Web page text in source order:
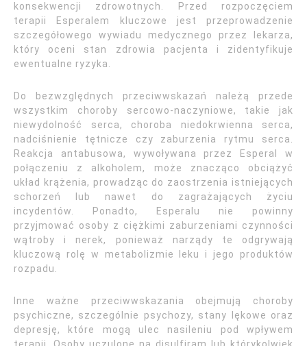
konsekwencji zdrowotnych. Przed rozpoczęciem
terapii Esperalem kluczowe jest przeprowadzenie
szczegółowego wywiadu medycznego przez lekarza,
który oceni stan zdrowia pacjenta i zidentyfikuje
ewentualne ryzyka.
Do bezwzględnych przeciwwskazań należą przede
wszystkim choroby sercowo-naczyniowe, takie jak
niewydolność serca, choroba niedokrwienna serca,
nadciśnienie tętnicze czy zaburzenia rytmu serca.
Reakcja antabusowa, wywoływana przez Esperal w
połączeniu z alkoholem, może znacząco obciążyć
układ krążenia, prowadząc do zaostrzenia istniejących
schorzeń lub nawet do zagrażających życiu
incydentów. Ponadto, Esperalu nie powinny
przyjmować osoby z ciężkimi zaburzeniami czynności
wątroby i nerek, ponieważ narządy te odgrywają
kluczową rolę w metabolizmie leku i jego produktów
rozpadu.
Inne ważne przeciwwskazania obejmują choroby
psychiczne, szczególnie psychozy, stany lękowe oraz
depresję, które mogą ulec nasileniu pod wpływem